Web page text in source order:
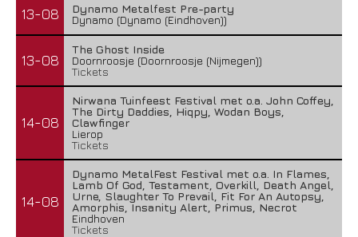
13-08
Dynamo Metalfest Pre-party
Dynamo (Dynamo (Eindhoven))
13-08
The Ghost Inside
Doornroosje (Doornroosje (Nijmegen))
Tickets
14-08
Nirwana Tuinfeest Festival met o.a. John Coffey,
The Dirty Daddies, Hiqpy, Wodan Boys,
Clawfinger
Lierop
Tickets
14-08
Dynamo MetalFest Festival met o.a. In Flames,
Lamb Of God, Testament, Overkill, Death Angel,
Urne, Slaughter To Prevail, Fit For An Autopsy,
Amorphis, Insanity Alert, Primus, Necrot
Eindhoven
Tickets